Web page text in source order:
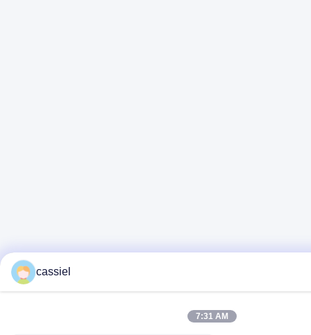
cassiel
7:31 AM